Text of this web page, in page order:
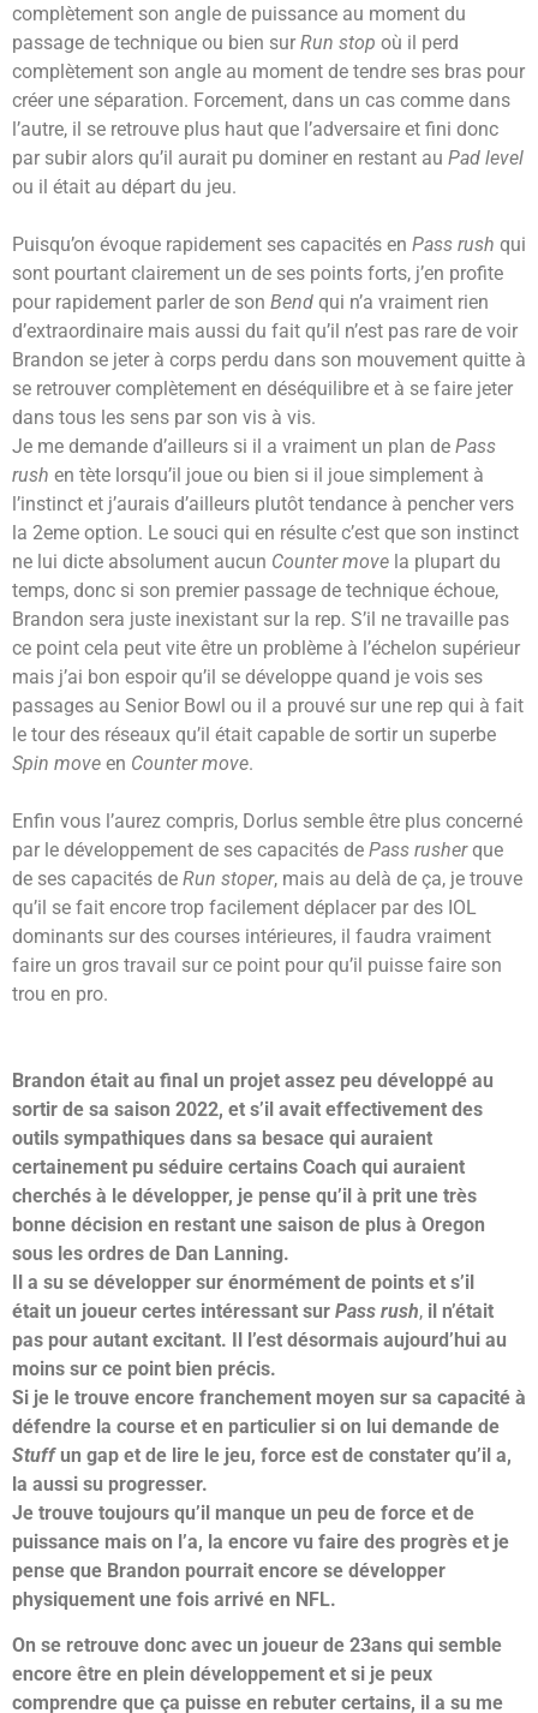
complètement son angle de puissance au moment du
passage de technique ou bien sur Run stop où il perd
complètement son angle au moment de tendre ses bras pour
créer une séparation. Forcement, dans un cas comme dans
l’autre, il se retrouve plus haut que l’adversaire et fini donc
par subir alors qu’il aurait pu dominer en restant au Pad level
ou il était au départ du jeu.
Puisqu’on évoque rapidement ses capacités en Pass rush qui
sont pourtant clairement un de ses points forts, j’en profite
pour rapidement parler de son Bend qui n’a vraiment rien
d’extraordinaire mais aussi du fait qu’il n’est pas rare de voir
Brandon se jeter à corps perdu dans son mouvement quitte à
se retrouver complètement en déséquilibre et à se faire jeter
dans tous les sens par son vis à vis.
Je me demande d’ailleurs si il a vraiment un plan de Pass
rush en tète lorsqu’il joue ou bien si il joue simplement à
l’instinct et j’aurais d’ailleurs plutôt tendance à pencher vers
la 2eme option. Le souci qui en résulte c’est que son instinct
ne lui dicte absolument aucun Counter move la plupart du
temps, donc si son premier passage de technique échoue,
Brandon sera juste inexistant sur la rep. S’il ne travaille pas
ce point cela peut vite être un problème à l’échelon supérieur
mais j’ai bon espoir qu’il se développe quand je vois ses
passages au Senior Bowl ou il a prouvé sur une rep qui à fait
le tour des réseaux qu’il était capable de sortir un superbe
Spin move en Counter move.
Enfin vous l’aurez compris, Dorlus semble être plus concerné
par le développement de ses capacités de Pass rusherque
de ses capacités de Run stoper, mais au delà de ça, je trouve
qu’il se fait encore trop facilement déplacer par des IOL
dominants sur des courses intérieures, il faudra vraiment
faire un gros travail sur ce point pour qu’il puisse faire son
trou en pro.
Brandon était au final un projet assez peu développé au
sortir de sa saison 2022, et s’il avait effectivement des
outils sympathiques dans sa besace qui auraient
certainement pu séduire certains Coach qui auraient
cherchés à le développer, je pense qu’il à prit une très
bonne décision en restant une saison de plus à Oregon
sous les ordres de Dan Lanning.
Il a su se développer sur énormément de points et s’il
était un joueur certes intéressant sur Pass rush, il n’était
pas pour autant excitant. Il l’est désormais aujourd’hui au
moins sur ce point bien précis.
Si je le trouve encore franchement moyen sur sa capacité à
défendre la course et en particulier si on lui demande de
Stuffun gap et de lire le jeu, force est de constater qu’il a,
la aussi su progresser.
Je trouve toujours qu’il manque un peu de force et de
puissance mais on l’a, la encore vu faire des progrès et je
pense que Brandon pourrait encore se développer
physiquement une fois arrivé en NFL.
On se retrouve donc avec un joueur de 23ans qui semble
encore être en plein développement et si je peux
comprendre que ça puisse en rebuter certains, il a su me